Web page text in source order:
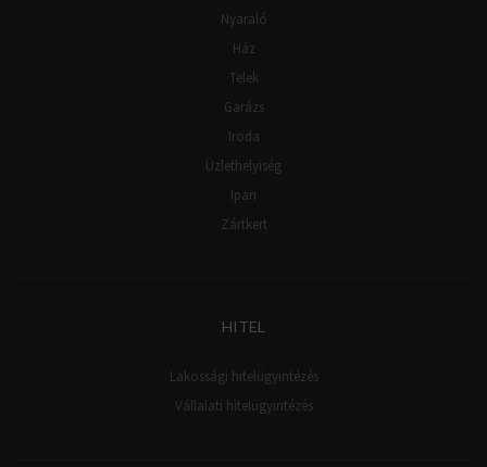
Nyaraló
Ház
Telek
Garázs
Iroda
Üzlethelyiség
Ipari
Zártkert
HITEL
Lakossági hitelügyintézés
Vállalati hitelügyintézés